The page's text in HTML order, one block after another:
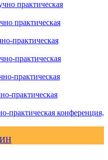
практическая
практическая
практическая
практическая
практическая
практическая
практическая конференция,